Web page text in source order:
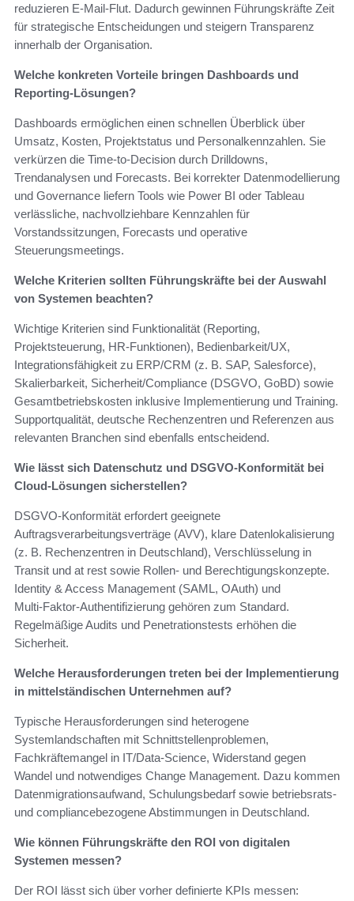
reduzieren E‑Mail‑Flut. Dadurch gewinnen Führungskräfte Zeit
für strategische Entscheidungen und steigern Transparenz
innerhalb der Organisation.
Welche konkreten Vorteile bringen Dashboards und
Reporting‑Lösungen?
Dashboards ermöglichen einen schnellen Überblick über
Umsatz, Kosten, Projektstatus und Personalkennzahlen. Sie
verkürzen die Time‑to‑Decision durch Drilldowns,
Trendanalysen und Forecasts. Bei korrekter Datenmodellierung
und Governance liefern Tools wie Power BI oder Tableau
verlässliche, nachvollziehbare Kennzahlen für
Vorstandssitzungen, Forecasts und operative
Steuerungsmeetings.
Welche Kriterien sollten Führungskräfte bei der Auswahl
von Systemen beachten?
Wichtige Kriterien sind Funktionalität (Reporting,
Projektsteuerung, HR‑Funktionen), Bedienbarkeit/UX,
Integrationsfähigkeit zu ERP/CRM (z. B. SAP, Salesforce),
Skalierbarkeit, Sicherheit/Compliance (DSGVO, GoBD) sowie
Gesamtbetriebskosten inklusive Implementierung und Training.
Supportqualität, deutsche Rechenzentren und Referenzen aus
relevanten Branchen sind ebenfalls entscheidend.
Wie lässt sich Datenschutz und DSGVO‑Konformität bei
Cloud‑Lösungen sicherstellen?
DSGVO‑Konformität erfordert geeignete
Auftragsverarbeitungsverträge (AVV), klare Datenlokalisierung
(z. B. Rechenzentren in Deutschland), Verschlüsselung in
Transit und at rest sowie Rollen‑ und Berechtigungskonzepte.
Identity & Access Management (SAML, OAuth) und
Multi‑Faktor‑Authentifizierung gehören zum Standard.
Regelmäßige Audits und Penetrationstests erhöhen die
Sicherheit.
Welche Herausforderungen treten bei der Implementierung
in mittelständischen Unternehmen auf?
Typische Herausforderungen sind heterogene
Systemlandschaften mit Schnittstellenproblemen,
Fachkräftemangel in IT/Data‑Science, Widerstand gegen
Wandel und notwendiges Change Management. Dazu kommen
Datenmigrationsaufwand, Schulungsbedarf sowie betriebsrats‑
und compliancebezogene Abstimmungen in Deutschland.
Wie können Führungskräfte den ROI von digitalen
Systemen messen?
Der ROI lässt sich über vorher definierte KPIs messen: